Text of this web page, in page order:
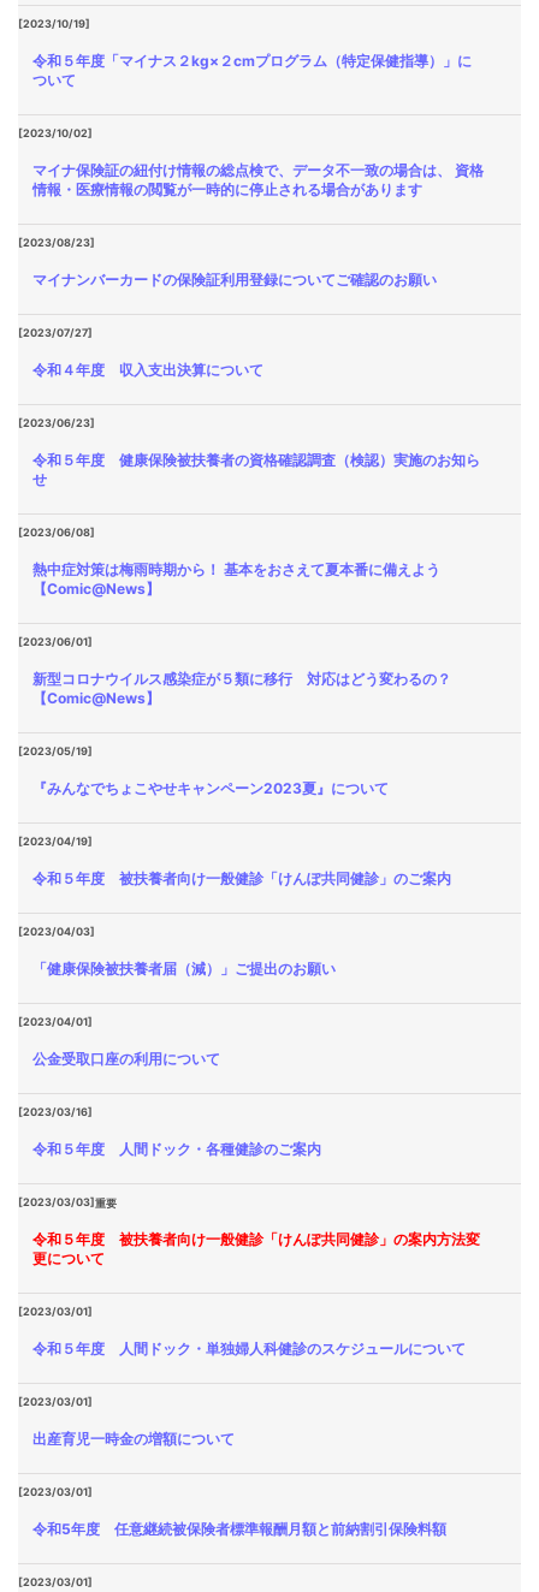
[2023/10/19]
令和５年度「マイナス２kg×２cmプログラム（特定保健指導）」に
ついて
[2023/10/02]
マイナ保険証の紐付け情報の総点検で、データ不一致の場合は、 資格
情報・医療情報の閲覧が一時的に停止される場合があります
[2023/08/23]
マイナンバーカードの保険証利用登録についてご確認のお願い
[2023/07/27]
令和４年度 収入支出決算について
[2023/06/23]
令和５年度 健康保険被扶養者の資格確認調査（検認）実施のお知ら
せ
[2023/06/08]
熱中症対策は梅雨時期から！ 基本をおさえて夏本番に備えよう
【Comic@News】
[2023/06/01]
新型コロナウイルス感染症が５類に移行 対応はどう変わるの？
【Comic@News】
[2023/05/19]
『みんなでちょこやせキャンペーン2023夏』について
[2023/04/19]
令和５年度 被扶養者向け一般健診「けんぽ共同健診」のご案内
[2023/04/03]
「健康保険被扶養者届（減）」ご提出のお願い
[2023/04/01]
公金受取口座の利用について
[2023/03/16]
令和５年度 人間ドック・各種健診のご案内
[2023/03/03]重要
令和５年度 被扶養者向け一般健診「けんぽ共同健診」の案内方法変
更について
[2023/03/01]
令和５年度 人間ドック・単独婦人科健診のスケジュールについて
[2023/03/01]
出産育児一時金の増額について
[2023/03/01]
令和5年度 任意継続被保険者標準報酬月額と前納割引保険料額
[2023/03/01]